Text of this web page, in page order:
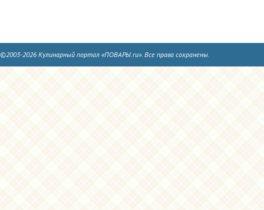
©2003-2026 Кулинарный портал «ПОВАРЫ.ru». Все права сохранены.